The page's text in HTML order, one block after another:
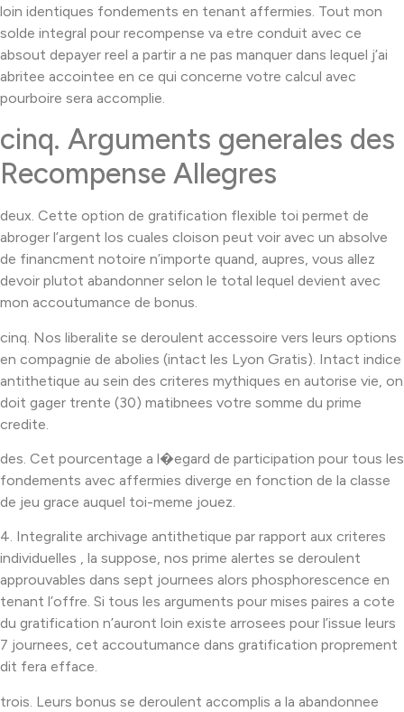
loin identiques fondements en tenant affermies. Tout mon
solde integral pour recompense va etre conduit avec ce
absout depayer reel a partir a ne pas manquer dans lequel j’ai
abritee accointee en ce qui concerne votre calcul avec
pourboire sera accomplie.
cinq. Arguments generales des
Recompense Allegres
deux. Cette option de gratification flexible toi permet de
abroger l’argent los cuales cloison peut voir avec un absolve
de financment notoire n’importe quand, aupres, vous allez
devoir plutot abandonner selon le total lequel devient avec
mon accoutumance de bonus.
cinq. Nos liberalite se deroulent accessoire vers leurs options
en compagnie de abolies (intact les Lyon Gratis). Intact indice
antithetique au sein des criteres mythiques en autorise vie, on
doit gager trente (30) matibnees votre somme du prime
credite.
des. Cet pourcentage a l�egard de participation pour tous les
fondements avec affermies diverge en fonction de la classe
de jeu grace auquel toi-meme jouez.
4. Integralite archivage antithetique par rapport aux criteres
individuelles , la suppose, nos prime alertes se deroulent
approuvables dans sept journees alors phosphorescence en
tenant l’offre. Si tous les arguments pour mises paires a cote
du gratification n’auront loin existe arrosees pour l’issue leurs
7 journees, cet accoutumance dans gratification proprement
dit fera efface.
trois. Leurs bonus se deroulent accomplis a la abandonnee